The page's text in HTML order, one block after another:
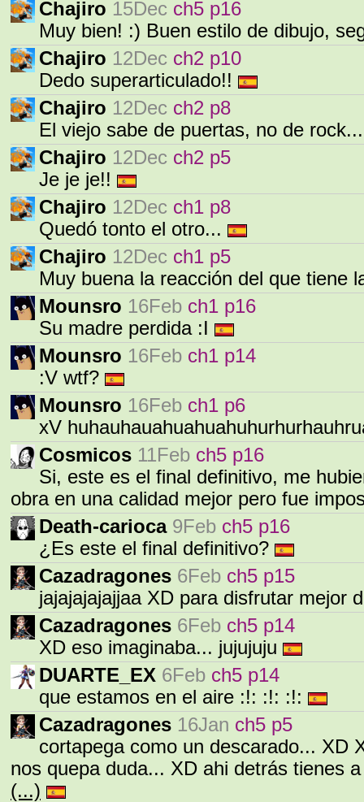
Chajiro 15Dec ch5 p16
Muy bien! :) Buen estilo de dibujo,
Chajiro 12Dec ch2 p10
Dedo superarticulado!!
Chajiro 12Dec ch2 p8
El viejo sabe de puertas, no de
Chajiro 12Dec ch2 p5
Je je je!!
Chajiro 12Dec ch1 p8
Quedó tonto el otro...
Chajiro 12Dec ch1 p5
Muy buena la reacción del que tiene
Mounsro 16Feb ch1 p16
Su madre perdida :I
Mounsro 16Feb ch1 p14
:V wtf?
Mounsro 16Feb ch1 p6
xV
Cosmicos 11Feb ch5 p16
Si, este es el final definitivo, me
obra en una calidad mejor pero fue
Death-carioca 9Feb ch5 p16
¿Es este el final definitivo?
Cazadragones 6Feb ch5 p15
jajajajajajjaa XD para disfrutar mejor
Cazadragones 6Feb ch5 p14
XD eso imaginaba... jujujuju
DUARTE_EX 6Feb ch5 p14
que estamos en el aire :!: :!: :!:
Cazadragones 16Jan ch5 p5
cortapega como un descarado... XD
nos quepa duda... XD ahi detrás tienes
(...)